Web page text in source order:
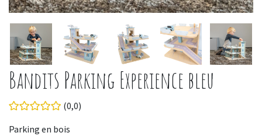
Bandits Parking Experience bleu
(0,0)
Parking en bois